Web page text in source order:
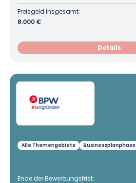
Preisgeld insgesamt:
8.000 €
Details
Alle Themengebiete Businessplanphase
Ende der Bewerbungsfrist: